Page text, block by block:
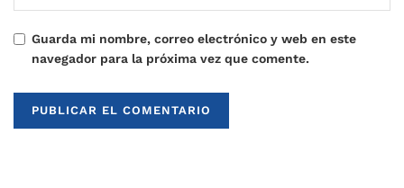
Guarda mi nombre, correo electrónico y web en este
navegador para la próxima vez que comente.